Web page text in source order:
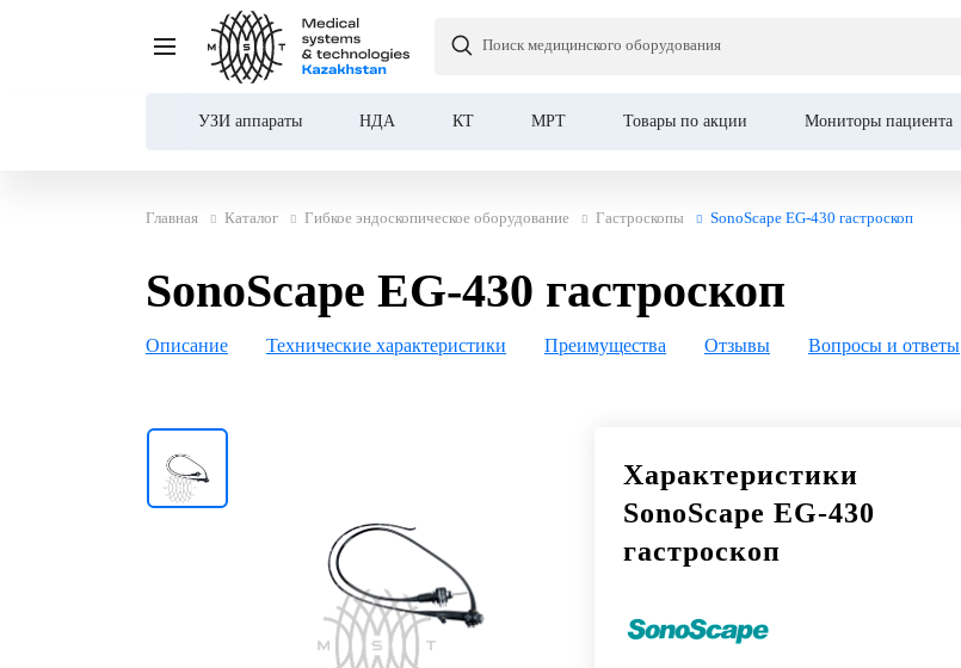
Поиск медицинского оборудования
УЗИ аппараты НДА КТ МРТ Товары по акции Мониторы пациента
Главная Каталог Гибкое эндоскопическое оборудование Гастроскопы SonoScape EG-430 гастроскоп
SonoScape EG-430 гастроскоп
SonoScape EG-430 гастроскоп
Описание Технические характеристики Преимущества Отзывы Вопросы и ответы
Характеристики
SonoScape EG-430
гастроскоп